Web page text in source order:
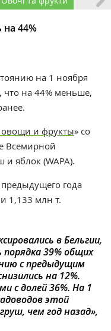
44%
на 1 ноября
что на 44% меньше,
и фрукты» со
Всемирной
яблок (WAPA).
года
1,133 млн т.
в Бельгии,
39% общих
с предыдущим
на 12%.
с долей 36%. На 1
этой
чем год назад»,